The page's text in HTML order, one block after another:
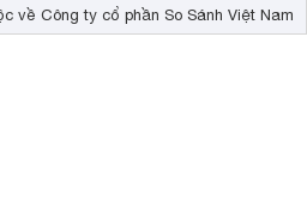
về Công ty cổ phần So Sánh Việt Nam